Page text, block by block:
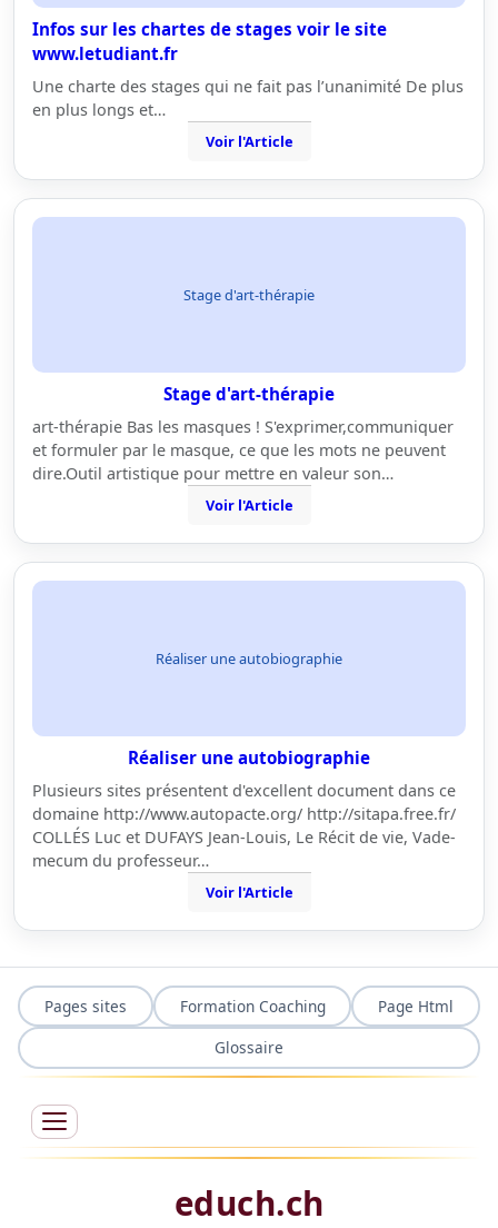
Infos sur les chartes de stages voir le site
www.letudiant.fr
Une charte des stages qui ne fait pas l’unanimité De plus
en plus longs et…
Voir l'Article
Stage d'art-thérapie
Stage d'art-thérapie
art-thérapie Bas les masques ! S'exprimer,communiquer
et formuler par le masque, ce que les mots ne peuvent
dire.Outil artistique pour mettre en valeur son…
Voir l'Article
Réaliser une autobiographie
Réaliser une autobiographie
Plusieurs sites présentent d'excellent document dans ce
domaine http://www.autopacte.org/ http://sitapa.free.fr/
COLLÉS Luc et DUFAYS Jean-Louis, Le Récit de vie, Vade-
mecum du professeur…
Voir l'Article
Pages sites Formation Coaching
Page Html
Glossaire
educh.ch